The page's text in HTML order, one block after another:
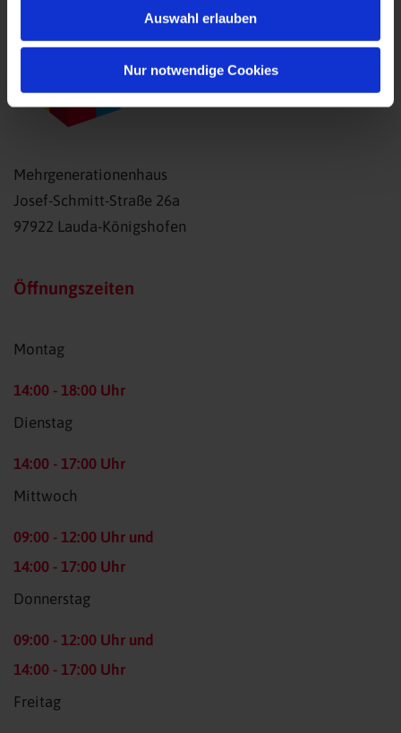
Auswahl erlauben
Nur notwendige Cookies
Mehrgenerationenhaus
Josef-Schmitt-Straße 26a
97922 Lauda-Königshofen
Öffnungszeiten
Montag
14:00 - 18:00 Uhr
Dienstag
14:00 - 17:00 Uhr
Mittwoch
09:00 - 12:00 Uhr und
14:00 - 17:00 Uhr
Donnerstag
09:00 - 12:00 Uhr und
14:00 - 17:00 Uhr
Freitag